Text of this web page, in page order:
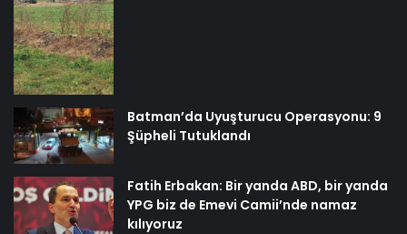
Batman’da Uyuşturucu Operasyonu: 9
Şüpheli Tutuklandı
Fatih Erbakan: Bir yanda ABD, bir yanda
YPG biz de Emevi Camii’nde namaz
kılıyoruz